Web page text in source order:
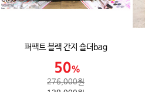
퍼팩트 블랙 간지 숄더bag
276,000원